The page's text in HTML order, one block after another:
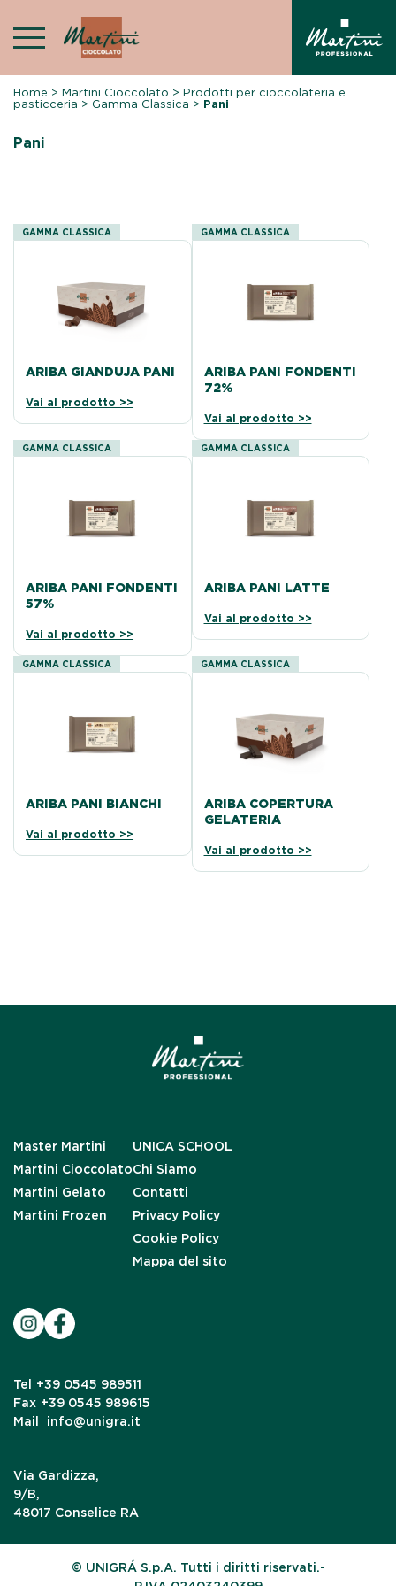
content
Home >Martini Cioccolato >Prodotti per cioccolateria e
pasticceria > Gamma Classica > Pani
Pani
GAMMA CLASSICA
ARIBA GIANDUJA PANI
Vai al prodotto >>
GAMMA CLASSICA
ARIBA PANI FONDENTI
72%
Vai al prodotto >>
GAMMA CLASSICA
ARIBA PANI FONDENTI
57%
Vai al prodotto >>
GAMMA CLASSICA
ARIBA PANI LATTE
Vai al prodotto >>
GAMMA CLASSICA
ARIBA PANI BIANCHI
Vai al prodotto >>
GAMMA CLASSICA
ARIBA COPERTURA
GELATERIA
Vai al prodotto >>
Master Martini
Martini Cioccolato
Martini Gelato
Martini Frozen
UNICA SCHOOL
Chi Siamo
Contatti
Privacy Policy
Cookie Policy
Mappa del sito
Tel
+39 0545 989511
Fax +39 0545 989615
Mail
info@unigra.it
Via Gardizza,
9/B,
48017 Conselice RA
© UNIGRÁ S.p.A. Tutti i diritti riservati.-